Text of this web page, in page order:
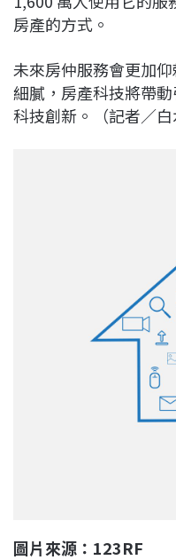
房產的方式。
未來房仲服務會更加
細膩，房產科技將帶
科技創新。（記者／白
圖片來源：123RF